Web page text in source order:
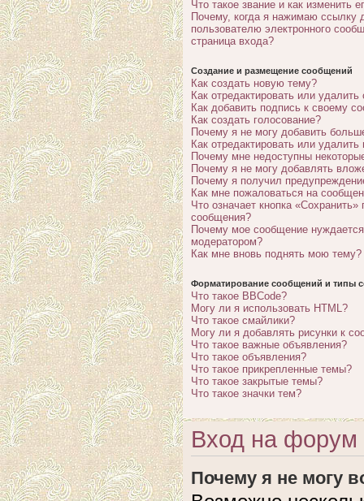
Что такое звание и как изменить
Почему, когда я нажимаю ссылку
пользователю электронного
страница входа?
Создание и размещение сообщений
Как создать новую тему?
Как отредактировать или
Как добавить подпись к своему
Как создать голосование?
Почему я не могу добавить
Как отредактировать или удалить
Почему мне недоступны
Почему я не могу добавлять
Почему я получил
Как мне пожаловаться на
Что означает кнопка «Сохранить»
сообщения?
Почему мое сообщение
модератором?
Как мне вновь поднять мою тему?
Форматирование сообщений и типы
Что такое BBCode?
Могу ли я использовать HTML?
Что такое смайлики?
Могу ли я добавлять рисунки к
Что такое важные объявления?
Что такое объявления?
Что такое прикрепленные темы?
Что такое закрытые темы?
Что такое значки тем?
Вход на форум
Почему я не могу